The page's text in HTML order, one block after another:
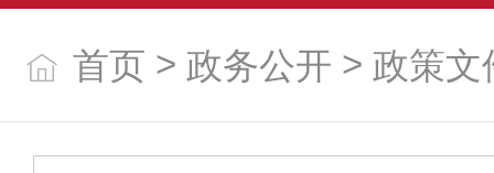
首页 > 政务公开 > 政策文